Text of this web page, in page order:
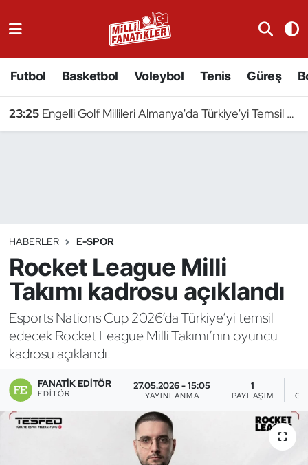
Futbol Basketbol Voleybol Tenis Güreş
23:25 Engelli Golf Millileri Almanya'da Türkiye'yi Temsil Edecek
HABERLER E-SPOR
Rocket League Milli
Takımı kadrosu açıklandı
Esports Nations Cup 2026’da Türkiye’yi temsil
edecek Rocket League Milli Takımı’nın oyuncu
kadrosu açıklandı.
FANATIK EDITÖR
EDITÖR
27.05.2026 - 15:05
YAYINLANMA
1
PAYLAŞIM
Badminton
Binicilik
Bisiklet
Bocce Bowling Dart